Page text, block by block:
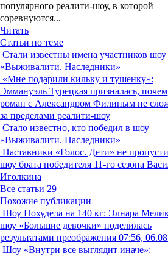
популярного реалити-шоу, в которой
соревнуются...
Читать
Статьи по теме
Стали известны имена участников шоу
«Выживалити. Наследники»
«Мне подарили кильку и тушенку»:
Эммануэль Турецкая призналась,
роман с Александром Филиным не
за пределами реалити-шоу
Стало известно, кто победил в шоу
«Выживалити. Наследники»
Наставники «Голос. Дети» не
шоу брата победителя 11-го сезона
Иголкина
Все статьи 29
Похожие публикации
Шоу Похудела на 140 кг: Элнара
шоу «Большие девочки» поделилась
результатами преображения 07:56,
Шоу «Внутри все выглядит иначе»: